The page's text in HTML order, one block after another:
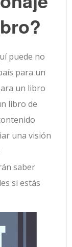
puede no
para un
un libro
libro de
una visión
saber
si estás